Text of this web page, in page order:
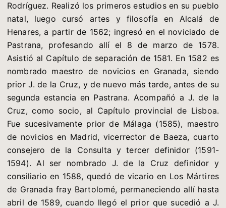
Rodríguez. Realizó los primeros estudios en su pueblo
natal, luego cursó artes y filosofía en Alcalá de
Henares, a partir de 1562; ingresó en el noviciado de
Pastrana, profesando allí el 8 de marzo de 1578.
Asistió al Capítulo de separación de 1581. En 1582 es
nombrado maestro de novicios en Granada, siendo
prior J. de la Cruz, y de nuevo más tarde, antes de su
segunda estancia en Pastrana. Acompañó a J. de la
Cruz, como socio, al Capítulo provincial de Lisboa.
Fue sucesivamente prior de Málaga (1585), maestro
de novicios en Madrid, vicerrector de Baeza, cuarto
consejero de la Consulta y tercer definidor (1591-
1594). Al ser nombrado J. de la Cruz definidor y
consiliario en 1588, quedó de vicario en Los Mártires
de Granada fray Bartolomé, permaneciendo allí hasta
abril de 1589, cuando llegó el prior que sucedió a J.